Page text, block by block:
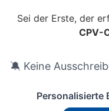
Sei der Erste, der
CPV-
🔕 Keine
Personalisierte